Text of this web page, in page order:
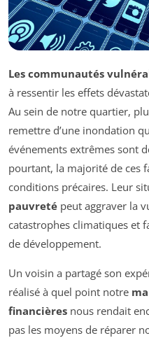
Les communautés
à ressentir les effets
Au sein de notre quartier,
remettre d’une inondation
événements extrêmes sont
pourtant, la majorité de ces
conditions précaires. Leur
pauvreté peut aggraver la
catastrophes climatiques et
de développement.
Un voisin a partagé son
réalisé à quel point notre
financières nous rendait
pas les moyens de réparer